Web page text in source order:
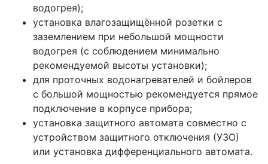
водогрея);
установка влагозащищённой розетки с
заземлением при небольшой мощности
водогрея (с соблюдением минимально
рекомендуемой высоты установки);
для проточных водонагревателей и бойлеров
с большой мощностью рекомендуется прямое
подключение в корпусе прибора;
установка защитного автомата совместно с
устройством защитного отключения (УЗО)
или установка дифференциального автомата.